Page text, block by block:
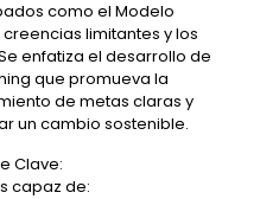
como el Modelo
creencias limitantes y los
enfatiza el desarrollo de
que promueva la
de metas claras y
un cambio sostenible.
Clave:
capaz de: